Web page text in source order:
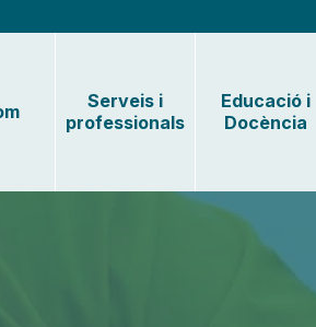
Serveis i
professionals
Educació i
Docència